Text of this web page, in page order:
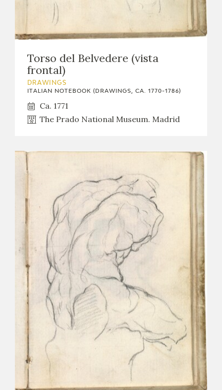
Torso del Belvedere (vista
frontal)
DRAWINGS
ITALIAN NOTEBOOK (DRAWINGS, CA. 1770-1786)
Ca. 1771
The Prado National Museum. Madrid